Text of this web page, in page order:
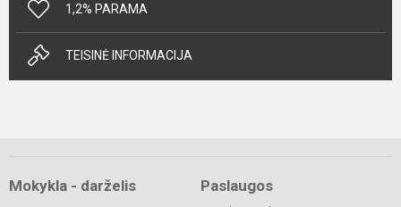
1,2% PARAMA
TEISINĖ INFORMACIJA
Mokykla - darželis Paslaugos